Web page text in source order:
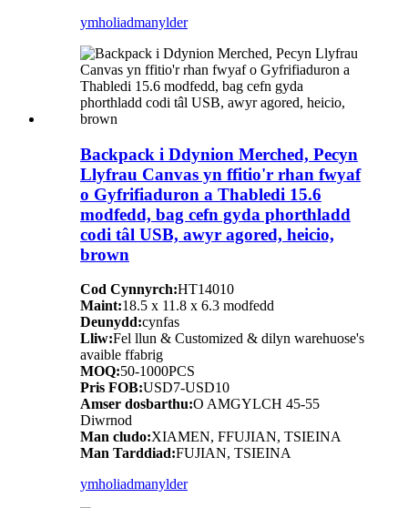
ymholiadmanylder
Backpack i Ddynion Merched, Pecyn
Llyfrau Canvas yn ffitio'r rhan fwyaf
o Gyfrifiaduron a Thabledi 15.6
modfedd, bag cefn gyda phorthladd
codi tâl USB, awyr agored, heicio,
brown
Cod Cynnyrch:HT14010
Maint:18.5 x 11.8 x 6.3 modfedd
Deunydd:cynfas
Lliw:Fel llun & Customized & dilyn warehuose's
avaible ffabrig
MOQ:50-1000PCS
Pris FOB:USD7-USD10
Amser dosbarthu:O AMGYLCH 45-55
Diwrnod
Man cludo:XIAMEN, FFUJIAN, TSIEINA
Man Tarddiad:FUJIAN, TSIEINA
ymholiadmanylder